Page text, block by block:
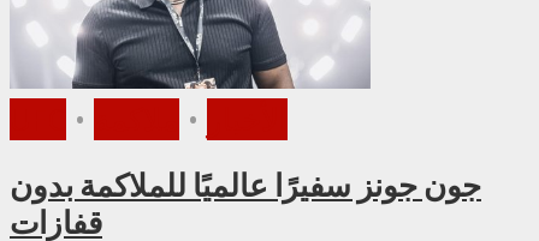
• •
جون جونز سفيرًا عالميًا للملاكمة بدون
قفازات